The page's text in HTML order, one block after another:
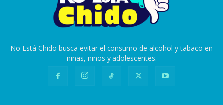
No Está Chido busca evitar el consumo de alcohol y tabaco en
niñas, niños y adolescentes.